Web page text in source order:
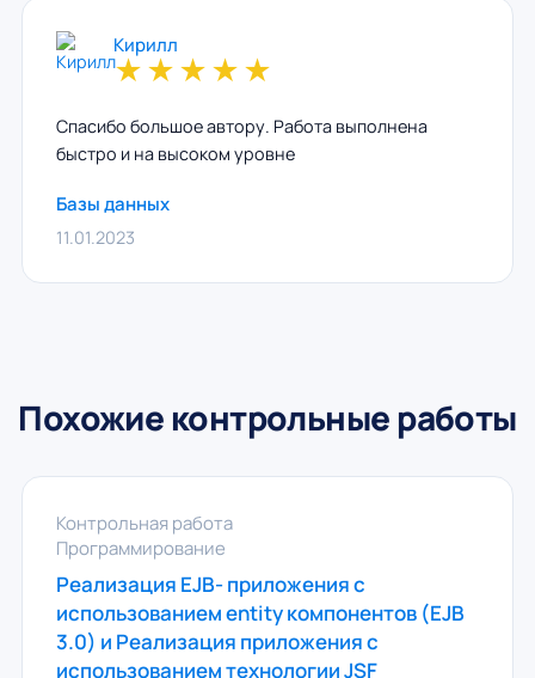
Кирилл
★★★★★
Спасибо большое автору. Работа выполнена
быстро и на высоком уровне
Базы данных
11.01.2023
Похожие контрольные работы
Контрольная работа
Программирование
Реализация EJB- приложения c
использованием entity компонентов (EJB
3.0) и Реализация приложения c
использованием технологии JSF